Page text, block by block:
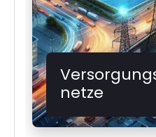
netze